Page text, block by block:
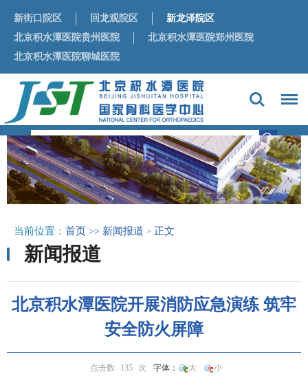
新街口院区 回龙观院区
新龙泽院区
北京积水潭医院贵州医院
北京积水潭医院郑州医院
北京积水潭医院聊城医院
当前位置： 首页 >> 新闻报道 > 正文
新闻报道
北京积水潭医院开展消防应急演练 筑牢
安全防火屏障
点击数 135 次 字体： 大 小